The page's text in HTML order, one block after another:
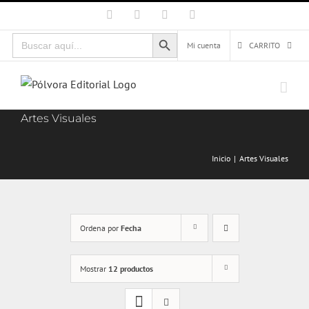
al
contenido
Facebook Instagram
Buscar:
Botón de búsqueda
Mi cuenta
CARRITO
Artes Visuales
Inicio Artes Visuales
Ordena por Fecha
Mostrar 12 productos